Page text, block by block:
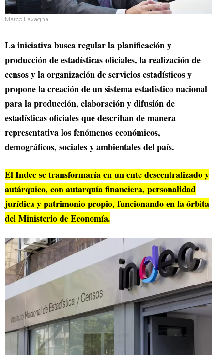
Marco Lavagna
La iniciativa busca regular la planificación y
producción de estadísticas oficiales, la realización de
censos y la organización de servicios estadísticos y
propone la creación de un sistema estadístico nacional
para la producción, elaboración y difusión de
estadísticas oficiales que describan de manera
representativa los fenómenos económicos,
demográficos, sociales y ambientales del país.
El Indec se transformaría en un ente descentralizado y
autárquico, con autarquía financiera, personalidad
jurídica y patrimonio propio, funcionando en la órbita
del Ministerio de Economía.